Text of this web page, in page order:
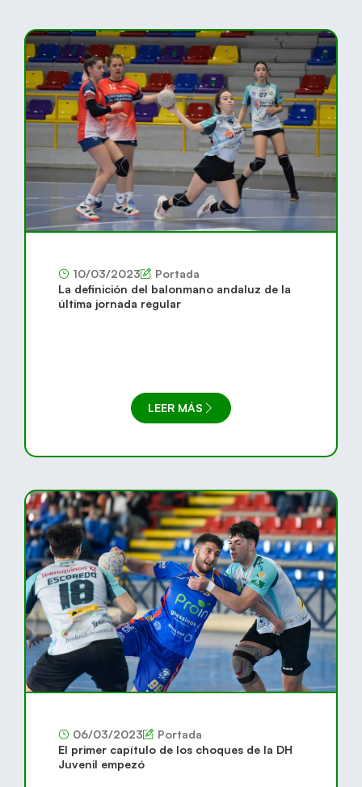
10/03/2023
Portada
La definición del balonmano andaluz de la
última jornada regular
LEER MÁS
06/03/2023
Portada
El primer capítulo de los choques de la DH
Juvenil empezó